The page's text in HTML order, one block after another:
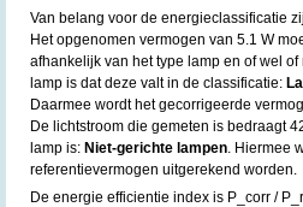
Van belang voor de energieclassificatie
Het opgenomen vermogen van 5.1 W
afhankelijk van het type lamp en of wel
lamp is dat deze valt in de classificatie:
Daarmee wordt het gecorrigeerde
De lichtstroom die gemeten is bedraagt
lamp is: Niet-gerichte lampen. Hiermee
referentievermogen uitgerekend worden.
De energie efficientie index is P_corr /